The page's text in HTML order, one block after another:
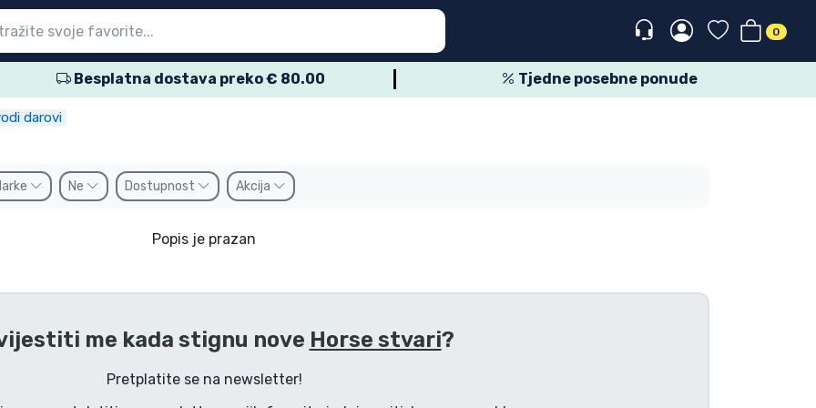
0
Besplatna dostava preko € 80.00 Tjedne posebne ponude
darovi
Ne Dostupnost Akcija
Popis je prazan
me kada stignu nove Horse stvari?
Pretplatite se na newsletter!
glavni izbornik
glavni izbornik
glavni izbornik
glavni izbornik
glavni izbornik
glavni izbornik
glavni izbornik
glavni izbornik
glavni izbornik